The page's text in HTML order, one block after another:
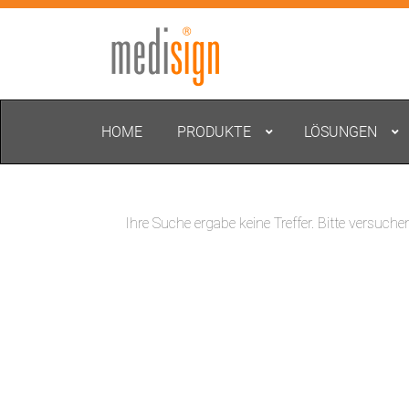
HOME PRODUKTE LÖSUNGEN
Ihre Suche ergabe keine Treffer. Bitte